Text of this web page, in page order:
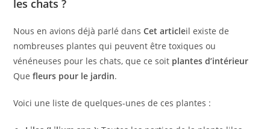
les chats ?
Nous en avions déjà parlé dansCet articleil existe de
nombreuses plantes qui peuvent être toxiques ou
vénéneuses pour les chats, que ce soit plantes d’intérieur
Quefleurs pour le jardin.
Voici une liste de quelques-unes de ces plantes :